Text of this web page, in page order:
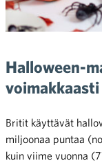
Halloween-
Britit käyttävät
miljoonaa puntaa
kuin viime vuonna